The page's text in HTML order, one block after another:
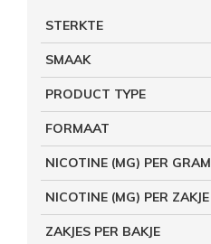
STERKTE
SMAAK
PRODUCT TYPE
FORMAAT
NICOTINE (MG) PER GRAM
NICOTINE (MG) PER ZAKJE
ZAKJES PER BAKJE